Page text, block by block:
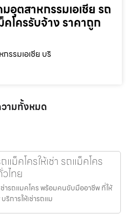
อุตสาหกรรมเอเชีย รถ
คโครรับจ้าง ราคาถูก
รรมเอเชีย บริ
ามทั้งหมด
แม็คโครให้เช่า รถแม็คโคร
ไทย
ช่ารถแมคโคร พร้อมคนขับมืออาชีพ ที่ให้
การให้เช่ารถแม